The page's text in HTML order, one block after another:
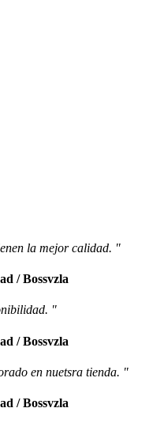
la mejor calidad. "
/ Bossvzla
"
/ Bossvzla
en nuetsra tienda. "
/ Bossvzla